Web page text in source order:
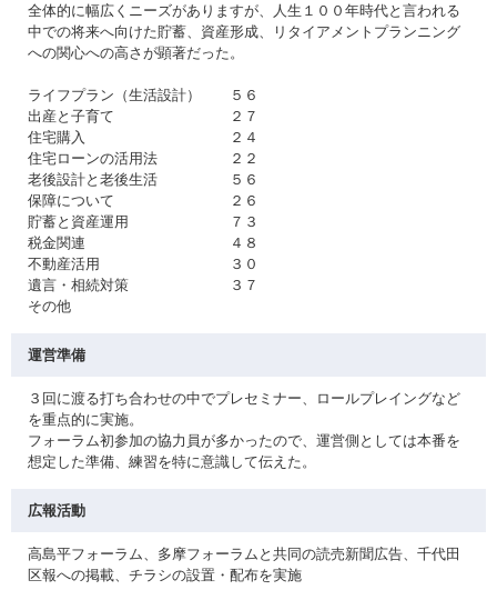
全体的に幅広くニーズがありますが、人生１００年時代と言われる
中での将来へ向けた貯蓄、資産形成、リタイアメントプランニング
への関心への高さが顕著だった。
ライフプラン（生活設計） ５６
出産と子育て ２７
住宅購入 ２４
住宅ローンの活用法 ２２
老後設計と老後生活 ５６
保障について ２６
貯蓄と資産運用 ７３
税金関連 ４８
不動産活用 ３０
遺言・相続対策 ３７
その他
運営準備
３回に渡る打ち合わせの中でプレセミナー、ロールプレイングなど
を重点的に実施。
フォーラム初参加の協力員が多かったので、運営側としては本番を
想定した準備、練習を特に意識して伝えた。
広報活動
高島平フォーラム、多摩フォーラムと共同の読売新聞広告、千代田
区報への掲載、チラシの設置・配布を実施